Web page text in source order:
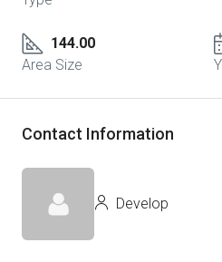
144.00
Area Size
Contact Information
Develop